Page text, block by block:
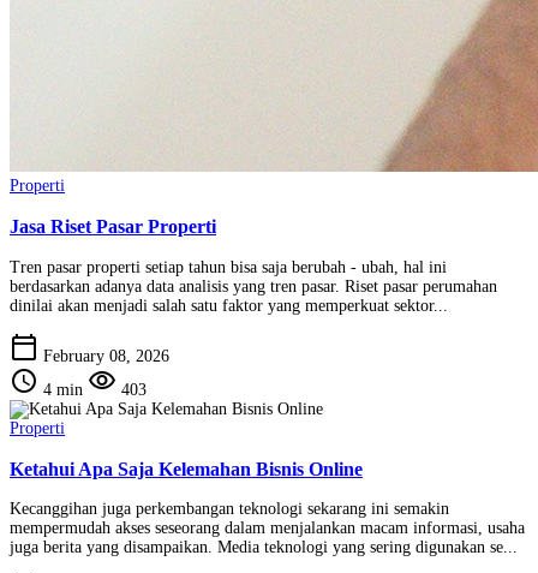
Properti
Jasa Riset Pasar Properti
Tren pasar properti setiap tahun bisa saja berubah - ubah, hal ini
berdasarkan adanya data analisis yang tren pasar. Riset pasar perumahan
dinilai akan menjadi salah satu faktor yang memperkuat sektor...
calendar_today February 08, 2026
schedule 4 min visibility 403
Properti
Ketahui Apa Saja Kelemahan Bisnis Online
Kecanggihan juga perkembangan teknologi sekarang ini semakin
mempermudah akses seseorang dalam menjalankan macam informasi, usaha
juga berita yang disampaikan. Media teknologi yang sering digunakan se...